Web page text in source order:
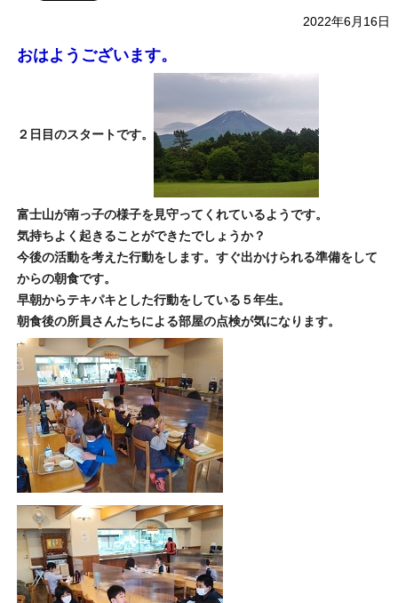
2022年6月16日
おはようございます。
２日目のスタートです。
富士山が南っ子の様子を見守ってくれているようです。
気持ちよく起きることができたでしょうか？
今後の活動を考えた行動をします。すぐ出かけられる準備をして
からの朝食です。
早朝からテキパキとした行動をしている５年生。
朝食後の所員さんたちによる部屋の点検が気になります。